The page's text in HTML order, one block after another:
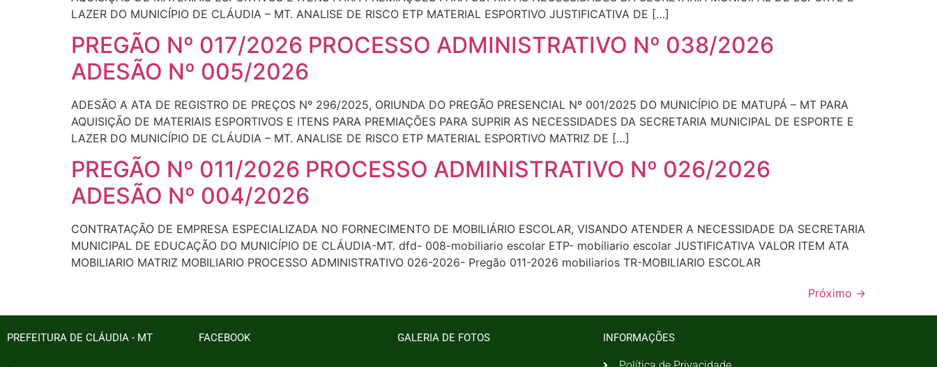
LAZER DO MUNICÍPIO DE CLÁUDIA – MT. ANALISE DE RISCO ETP MATERIAL ESPORTIVO JUSTIFICATIVA DE […]
PREGÃO Nº 017/2026 PROCESSO ADMINISTRATIVO Nº 038/2026
ADESÃO Nº 005/2026
ADESÃO A ATA DE REGISTRO DE PREÇOS Nº 296/2025, ORIUNDA DO PREGÃO PRESENCIAL Nº 001/2025 DO MUNICÍPIO DE MATUPÁ – MT PARA
AQUISIÇÃO DE MATERIAIS ESPORTIVOS E ITENS PARA PREMIAÇÕES PARA SUPRIR AS NECESSIDADES DA SECRETARIA MUNICIPAL DE ESPORTE E
LAZER DO MUNICÍPIO DE CLÁUDIA – MT. ANALISE DE RISCO ETP MATERIAL ESPORTIVO MATRIZ DE […]
PREGÃO Nº 011/2026 PROCESSO ADMINISTRATIVO Nº 026/2026
ADESÃO Nº 004/2026
CONTRATAÇÃO DE EMPRESA ESPECIALIZADA NO FORNECIMENTO DE MOBILIÁRIO ESCOLAR, VISANDO ATENDER A NECESSIDADE DA SECRETARIA
MUNICIPAL DE EDUCAÇÃO DO MUNICÍPIO DE CLÁUDIA-MT. dfd- 008-mobiliario escolar ETP- mobiliario escolar JUSTIFICATIVA VALOR ITEM ATA
MOBILIARIO MATRIZ MOBILIARIO PROCESSO ADMINISTRATIVO 026-2026- Pregão 011-2026 mobiliarios TR-MOBILIARIO ESCOLAR
Próximo →
PREFEITURA DE CLÁUDIA - MT FACEBOOK GALERIA DE FOTOS INFORMAÇÕES